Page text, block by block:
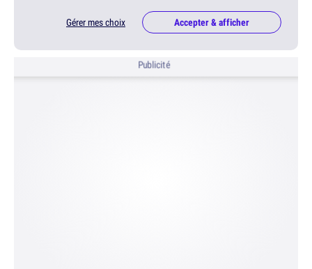
Gérer mes choix Accepter & afficher
Publicité